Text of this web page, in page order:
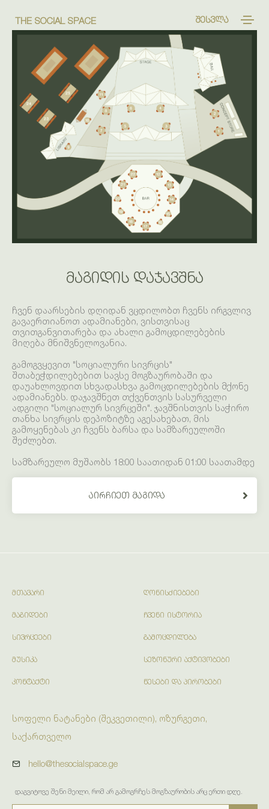
THE SOCIAL SPACE ᲨᲔᲡᲕᲚᲐ
ᲛᲐᲒᲘᲓᲘᲡ ᲓᲐᲯᲐᲕᲨᲜᲐ
ჩვენ დაარსების დღიდან ვცდილობთ ჩვენს ირგვლივ
გავაერთიანოთ ადამიანები, ვისთვისაც
თვითგანვითარება და ახალი გამოცდილებების
მიღება მნიშვნელოვანია.
გამოგვყევით "სოციალური სივრცის"
შთაბეჭდილებებით სავსე მოგზაურობაში და
დაუახლოვდით სხვადასხვა გამოცდილებების მქონე
ადამიანებს. დაჯავშნეთ თქვენთვის სასურველი
ადგილი "სოციალურ სივრცეში". ჯავშნისთვის საჭირო
თანხა სივრცის დეპოზიტზე აგესახებათ, მის
გამოყენებას კი ჩვენს ბარსა და სამზარეულოში
შეძლებთ.
სამზარეულო მუშაობს 18:00 საათიდან 01:00 საათამდე
ᲐᲘᲠᲩᲘᲔᲗ ᲛᲐᲒᲘᲓᲐ
ᲛᲗᲐᲕᲐᲠᲘ ᲦᲝᲜᲘᲡᲫᲘᲔᲑᲔᲑᲘ
ᲛᲐᲒᲘᲓᲔᲑᲘ ᲩᲕᲔᲜᲘ ᲘᲡᲢᲝᲠᲘᲐ
ᲡᲘᲕᲠᲪᲔᲔᲑᲘ ᲒᲐᲛᲝᲪᲓᲘᲚᲔᲑᲐ
ᲛᲣᲡᲘᲙᲐ ᲡᲔᲖᲝᲜᲣᲠᲘ ᲐᲥᲢᲘᲕᲝᲑᲔᲑᲘ
ᲙᲝᲜᲢᲐᲥᲢᲘ ᲬᲔᲡᲔᲑᲘ ᲓᲐ ᲞᲘᲠᲝᲑᲔᲑᲘ
სოფელი ნატანები (შეკვეთილი), ოზურგეთი,
საქართველო
hello@thesocialspace.ge
დაგვიტოვე შენი მეილი, რომ არ გამოგრჩეს მოგზაურობის არც ერთი დღე.